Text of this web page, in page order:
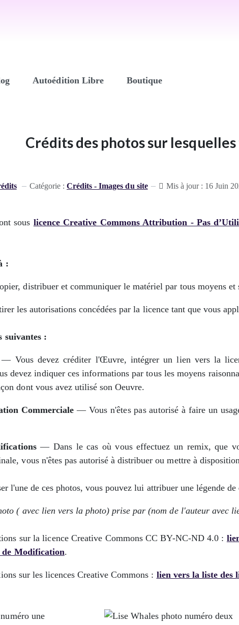
Autoédition Libre Boutique
Crédits des photos sur
Catégorie : Crédits - Images du site Mis à jour : 16 Juin
sous licence Creative Commons Attribution - Pas
:
distribuer et communiquer le matériel par tous moyens et
les autorisations concédées par la licence tant que vous
suivantes :
— Vous devez créditer l'Œuvre, intégrer un lien vers la
devez indiquer ces informations par tous les moyens
dont vous avez utilisé son Oeuvre.
Commerciale — Vous n'êtes pas autorisé à faire un
— Dans le cas où vous effectuez un remix, que
vous n'êtes pas autorisé à distribuer ou mettre à
l'une de ces photos, vous pouvez lui attribuer une légende de
( avec lien vers la photo) prise par (nom de l'auteur avec
sur la licence Creative Commons CC BY-NC-ND 4.0 :
de Modification.
sur les licences Creative Commons : lien vers la liste des